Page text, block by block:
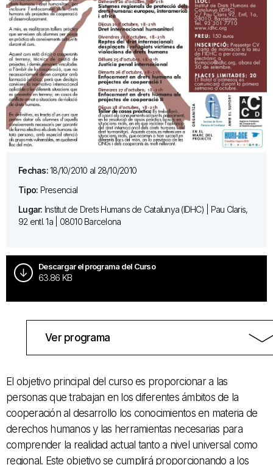
Fechas:18/10/2010 al 28/10/2010
Tipo: Presencial
Lugar: Institut de Drets Humans de Catalunya (IDHC) | Pau Claris,
92 entl. 1a | 08010 Barcelona
Descargar el programa del Curso
63.86 KB
Ver programa
El objetivo principal del curso es proporcionar a las
personas que trabajan en los diferentes ámbitos de la
cooperación al desarrollo los conocimientos en materia de
derechos humanos y las herramientas necesarias para
comprender la realidad actual tanto a nivel universal como
regional. Este objetivo se cumplirá proporcionando a los